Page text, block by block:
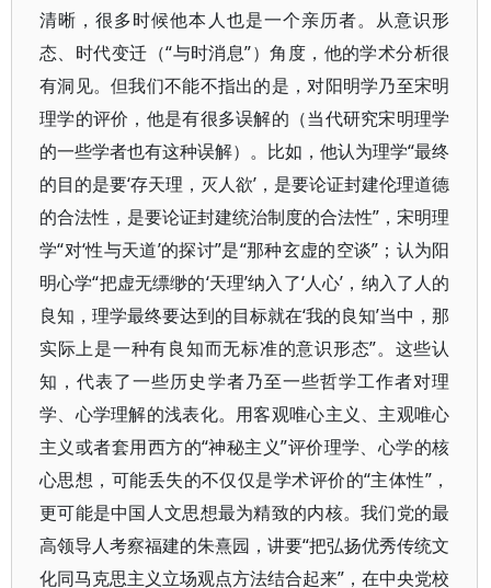
清晰，很多时候他本人也是一个亲历者。从意识形
态、时代变迁（“与时消息”）角度，他的学术分析很
有洞见。但我们不能不指出的是，对阳明学乃至宋明
理学的评价，他是有很多误解的（当代研究宋明理学
的一些学者也有这种误解）。比如，他认为理学“最终
的目的是要‘存天理，灭人欲’，是要论证封建伦理道德
的合法性，是要论证封建统治制度的合法性”，宋明理
学“对‘性与天道’的探讨”是“那种玄虚的空谈”；认为阳
明心学“把虚无缥缈的‘天理’纳入了‘人心’，纳入了人的
良知，理学最终要达到的目标就在‘我的良知’当中，那
实际上是一种有良知而无标准的意识形态”。这些认
知，代表了一些历史学者乃至一些哲学工作者对理
学、心学理解的浅表化。用客观唯心主义、主观唯心
主义或者套用西方的“神秘主义”评价理学、心学的核
心思想，可能丢失的不仅仅是学术评价的“主体性”，
更可能是中国人文思想最为精致的内核。我们党的最
高领导人考察福建的朱熹园，讲要“把弘扬优秀传统文
化同马克思主义立场观点方法结合起来”，在中央党校